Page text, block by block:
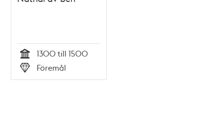
Tid
1300 till 1500
Typ
Föremål